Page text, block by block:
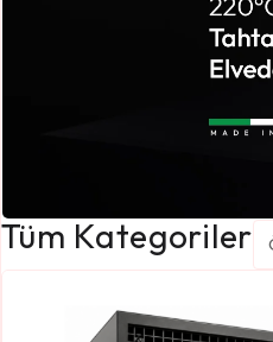
Tüm Kategoriler